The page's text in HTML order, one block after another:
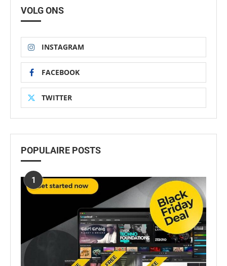
VOLG ONS
INSTAGRAM
FACEBOOK
TWITTER
POPULAIRE POSTS
1